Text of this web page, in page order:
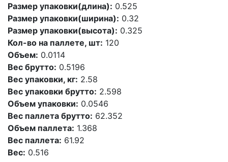
Размер упаковки(длина): 0.525
Размер упаковки(ширина): 0.32
Размер упаковки(высота): 0.325
Кол-во на паллете, шт: 120
Объем: 0.0114
Вес брутто: 0.5196
Вес упаковки, кг: 2.58
Вес упаковки брутто: 2.598
Объем упаковки: 0.0546
Вес паллета брутто: 62.352
Объем паллета: 1.368
Вес паллета: 61.92
Вес: 0.516